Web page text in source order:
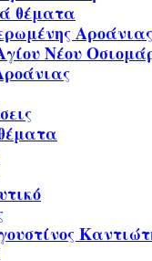
θέματα
Νέου